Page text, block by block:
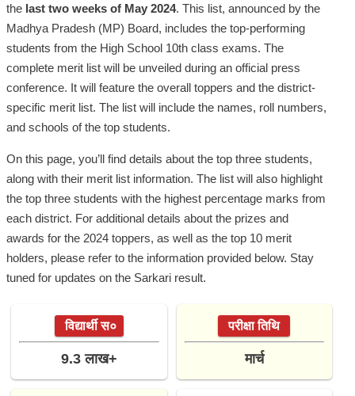
the last two weeks of May 2024. This list, announced by the
Madhya Pradesh (MP) Board, includes the top-performing
students from the High School 10th class exams. The
complete merit list will be unveiled during an official press
conference. It will feature the overall toppers and the district-
specific merit list. The list will include the names, roll numbers,
and schools of the top students.
On this page, you’ll find details about the top three students,
along with their merit list information. The list will also highlight
the top three students with the highest percentage marks from
each district. For additional details about the prizes and
awards for the 2024 toppers, as well as the top 10 merit
holders, please refer to the information provided below. Stay
tuned for updates on the Sarkari result.
विद्यार्थी स०
9.3 लाख+
परीक्षा तिथि
मार्च